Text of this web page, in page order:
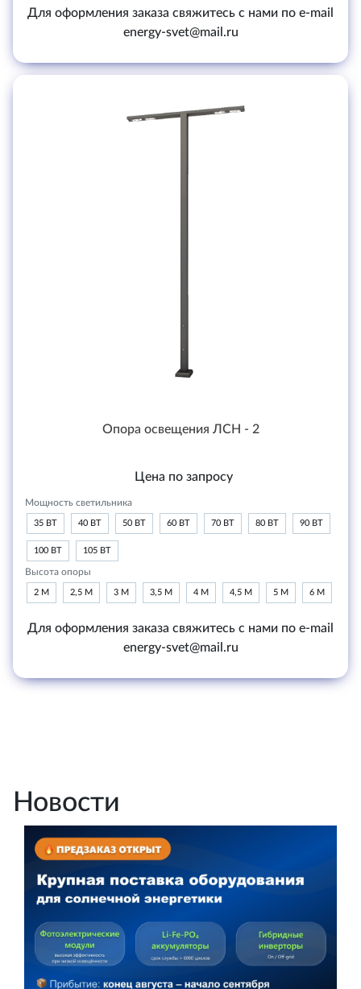
Для оформления заказа свяжитесь с нами по e-mail
energy-svet@mail.ru
Опора освещения ЛСН - 2
Цена по запросу
Мощность светильника
35 ВТ 40 ВТ 50 ВТ 60 ВТ 70 ВТ 80 ВТ 90 ВТ
100 ВТ 105 ВТ
Высота опоры
2 М 2,5 М 3 М 3,5 М 4 М 4,5 М 5 М 6 М
Для оформления заказа свяжитесь с нами по e-mail
energy-svet@mail.ru
Новости